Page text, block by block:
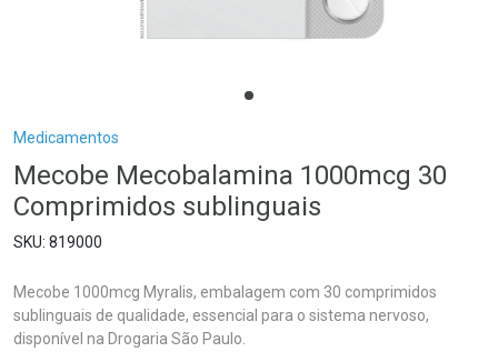
Breadcrumb
Medicamentos
Mecobe Mecobalamina 1000mcg 30
Comprimidos sublinguais
819000
Mecobe 1000mcg Myralis, embalagem com 30 comprimidos
sublinguais de qualidade, essencial para o sistema nervoso,
disponível na Drogaria São Paulo.